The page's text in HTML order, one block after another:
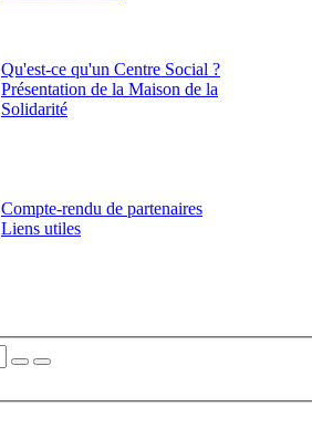
Qu'est-ce qu'un Centre Social ?
Présentation de la Maison de la
Solidarité
Compte-rendu de partenaires
Liens utiles